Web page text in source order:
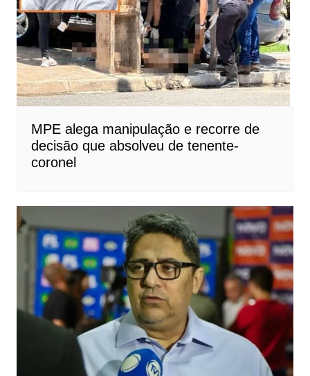
MPE alega manipulação e recorre de
decisão que absolveu de tenente-
coronel